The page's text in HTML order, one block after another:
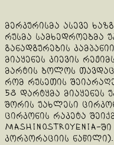
მერკურისმა ასევე
რუსმა სამხედროებმა
განადგურების
მიაყენეს კიევის
მარტის ბოლოს
რომ რუსეთის
58 დარტყმა მიაყენეს
შორის უახლესი
ცირკონის რაკეტა
Mashinostroyenia-ში
კორპორაციის ნაწილი).